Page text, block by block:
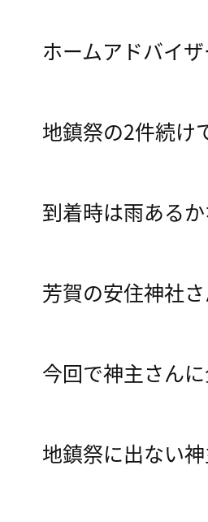
ホームアドバイザ
地鎮祭の2件続け
到着時は雨ある
芳賀の安住神社さ
今回で神主さん
地鎮祭に出ない